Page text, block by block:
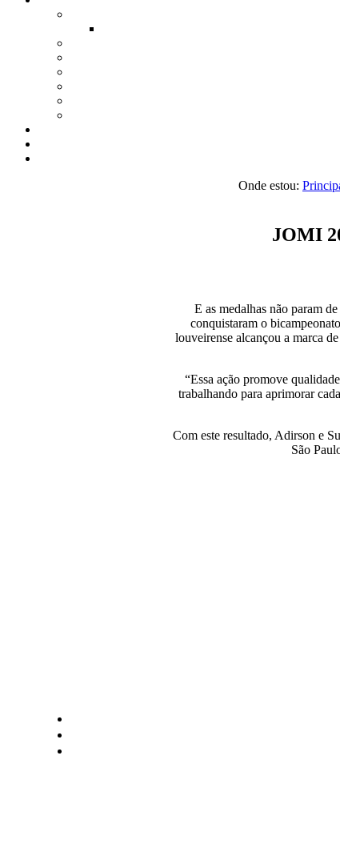
Onde estou:
JOMI
E as medalhas não param
conquistaram o
louveirense alcançou a marca
“Essa ação promove
trabalhando para aprimorar
Com este resultado, Adirson e
São